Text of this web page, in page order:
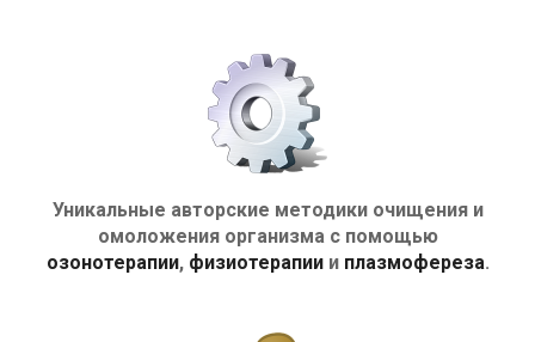
Уникальные авторские методики очищения и
омоложения организма с помощью
озонотерапии, физиотерапиии плазмофереза.